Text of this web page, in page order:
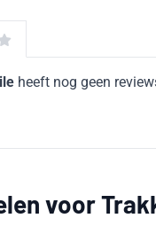
heeft nog geen
voor